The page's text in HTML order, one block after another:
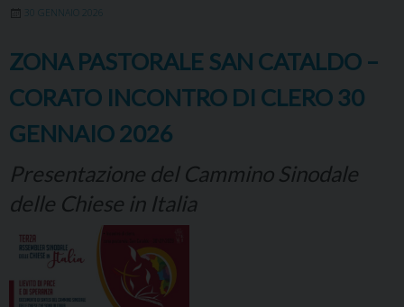
30 GENNAIO 2026
ZONA PASTORALE SAN CATALDO –
CORATO INCONTRO DI CLERO 30
GENNAIO 2026
Presentazione del Cammino Sinodale
delle Chiese in Italia